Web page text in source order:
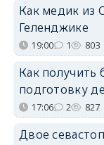
Как медик из
Геленджике
19:00 1 803
Как получить
подготовку
17:06 2 827
Двое